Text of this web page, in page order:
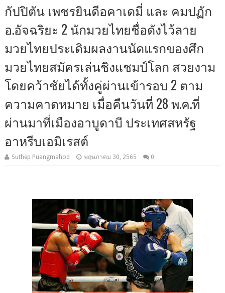
กัปปิตัน เพชรยินดีอคาเดมี่ และ คมปฏัก
อ.อัจฉริยะ 2 นักมวยไทยชื่อดังไว้ลาย
มวยไทยประเดิมผลงานนัดแรกของศึก
มวยไทยสมัครเล่นชิงแชมป์โลก สวยงาม
โดยคว้าชัยได้ทั้งคู่ผ่านเข้ารอบ 2 ตาม
ความคาดหมาย เมื่อคืนวันที่ 28 พ.ค.ที่
ผ่านมาที่เมืองอาบูดาบี ประเทศสหรัฐ
อาหรีบเอมิเรสต์
Suthep Puangmahod พฤษภาคม 30, 2565 0